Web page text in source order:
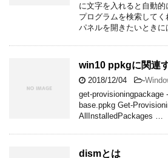
に文字を入れると自動
プログラムを検索して
パネルを開きたいときに
win10 ppkgに関連
2018/12/04 -
get-provisioningpackage
base.ppkg Get-
AllInstalledPackages …
dismとは